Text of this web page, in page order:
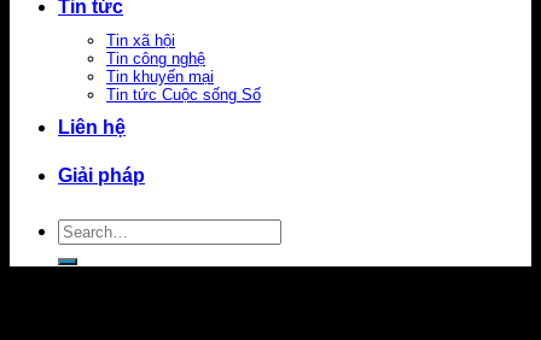
Tin tức
Tin xã hội
Tin công nghệ
Tin khuyến mại
Tin tức Cuộc sống Số
Liên hệ
Giải pháp
Search
for: